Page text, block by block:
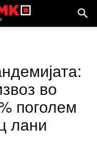
во
поголем
лани